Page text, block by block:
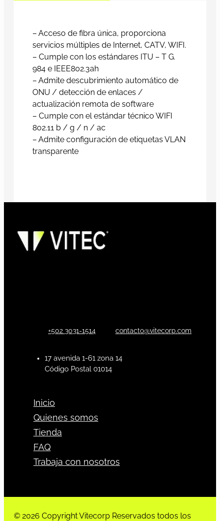
– Acceso de fibra única, proporciona
servicios múltiples de Internet, CATV, WIFI.
– Cumple con los estándares ITU – T G.
984 e IEEE802.3ah
– Admite descubrimiento automático de
ONU / detección de enlaces /
actualización remota de software
– Cumple con el estándar técnico WIFI
802.11 b / g / n / ac
– Admite configuración de etiquetas VLAN
transparente
+502 3031-1514 contacto@vitecorp.com
17 avenida 1-61 zona 14
Código Postal 01014
Inicio
Quienes somos
Tienda
FAQ
Trabaja con nosotros
© 2026 Copyright Vitecorp Reservados todos los